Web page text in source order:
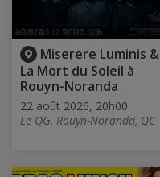
Miserere Luminis &
La Mort du Soleil à
Rouyn-Noranda
22 août 2026, 20h00
Le QG, Rouyn-Noranda, QC